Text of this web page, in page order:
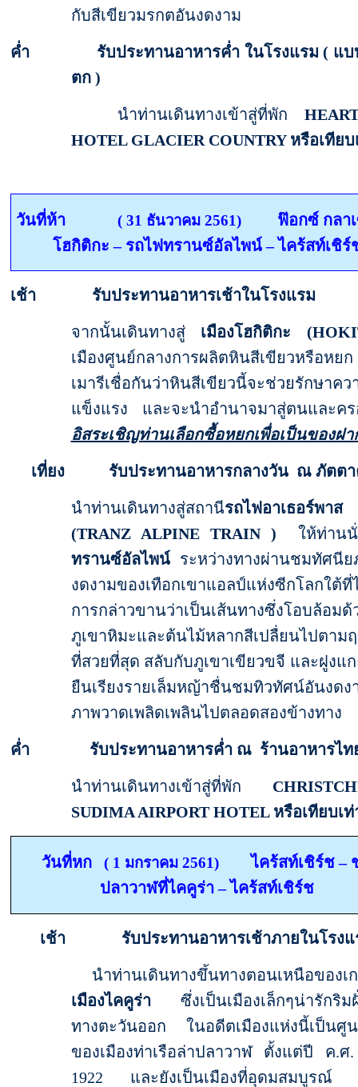
กับสีเขียวมรกตอันงดงาม
ค่ำ รับประทานอาหารค่ำ ในโรงแรม ( แบ
ตก )
นำท่านเดินทางเข้าสู่ที่พัก
HOTEL GLACIER COUNTRY หรือเทียบ
วันที่ห้า ( 31 ธันวาคม 2561)
ฟ๊อกซ์ กลา
โฮกิติกะ–รถไฟทรานซ์อัลไพน์ – ไคร้สท์เชิร์
เช้า รับประทานอาหารเช้าในโรงแรม
จากนั้นเดินทางสู่ เมืองโฮกิติกะ
เมืองศูนย์กลางการผลิตหินสีเขียวหรือหย
เมารีเชื่อกันว่าหินสีเขียวนี้จะช่วยรักษาคว
แข็งแรง และจะนำอำนาจมาสู่ตนและค
อิสระเชิญท่านเลือกซื้อหยกเพื่อเป็นของฝา
เที่ยง รับประทานอาหารกลางวัน ณ ภัตตา
นำท่านเดินทางสู่สถานีรถไฟอาเธอร์พาส
(TRANZ ALPINE TRAIN)
ให้ท่าน
ทรานซ์อัลไพน์ ระหว่างทางผ่านชมทัศนี
งดงามของเทือกเขาแอลป์แห่งซีกโลกใต้ที่
การกล่าวขานว่าเป็นเส้นทางซึ่งโอบล้อมด้
ภูเขาหิมะและต้นไม้หลากสีเปลื่ยนไปตาม
ที่สวยที่สุด สลับกับภูเขาเขียวขจี และฝูงแ
ยืนเรียงรายเล็มหญ้าชื่นชมทิวทัศน์อันงดง
ภาพวาดเพลิดเพลินไปตลอดสองข้างทาง
ค่ำ รับประทานอาหารค่ำ ณ ร้านอาหารไ
นำท่านเดินทางเข้าสู่ที่พัก
SUDIMA AIRPORT HOTEL หรือเทียบเท่
วันที่หก ( 1 มกราคม 2561) ไคร้สท์เชิร์ช–
ปลาวาฬที่ไคคูร่า–ไคร้สท์เชิร์ช
เช้า รับประทานอาหารเช้าภายในโรงแ
นำท่านเดินทางขึ้นทางตอนเหนือของเก
เมืองไคคูร่าซึ่งเป็นเมืองเล็กๆน่ารักริมฝั่
ทางตะวันออก ในอดีตเมืองแห่งนี้เป็นศูน
ของเมืองท่าเรือล่าปลาวาฬ ตั้งแต่ปี ค.ศ.
1922 และยังเป็นเมืองที่อุดมสมบูรณ์